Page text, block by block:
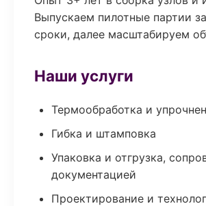
Выпускаем пилотные партии
сроки, далее масштабируем
Наши услуги
Термообработка и
Гибка и штамповка
Упаковка и отгрузка,
документацией
Проектирование и